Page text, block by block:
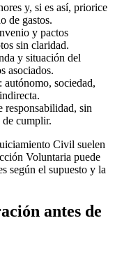
y, si es así, priorice
de gastos.
y pactos
sin claridad.
y situación del
asociados.
sociedad,
responsabilidad, sin
de cumplir.
Civil suelen
Voluntaria puede
según el supuesto y la
antes de